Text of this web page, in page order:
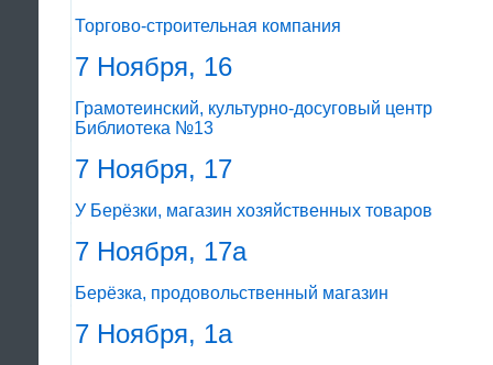
Торгово-строительная компания
7 Ноября, 16
Грамотеинский, культурно-досуговый центр
Библиотека №13
7 Ноября, 17
У Берёзки, магазин хозяйственных товаров
7 Ноября, 17а
Берёзка, продовольственный магазин
7 Ноября, 1а